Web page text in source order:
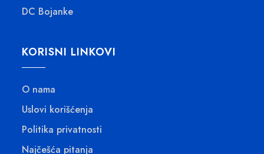
DC Bojanke
KORISNI LINKOVI
O nama
Uslovi korišćenja
Politika privatnosti
Najčešća pitanja